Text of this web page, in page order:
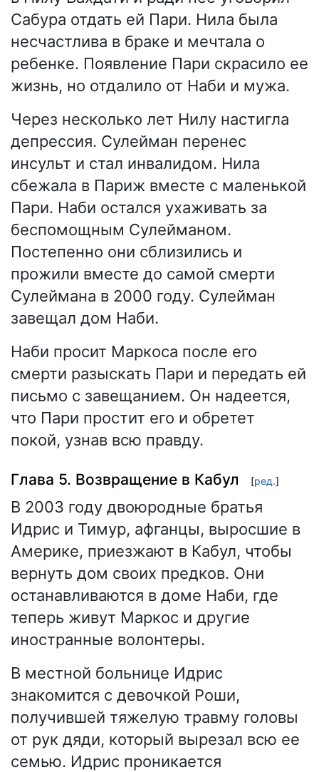
Сабура отдать ей Пари. Нила была
несчастлива в браке и мечтала о
ребенке. Появление Пари скрасило ее
жизнь, но отдалило от Наби и мужа.
Через несколько лет Нилу настигла
депрессия. Сулейман перенес
инсульт и стал инвалидом. Нила
сбежала в Париж вместе с маленькой
Пари. Наби остался ухаживать за
беспомощным Сулейманом.
Постепенно они сблизились и
прожили вместе до самой смерти
Сулеймана в 2000 году. Сулейман
завещал дом Наби.
Наби просит Маркоса после его
смерти разыскать Пари и передать ей
письмо с завещанием. Он надеется,
что Пари простит его и обретет
покой, узнав всю правду.
Глава 5. Возвращение в Кабул [ред.]
В 2003 году двоюродные братья
Идрис и Тимур, афганцы, выросшие в
Америке, приезжают в Кабул, чтобы
вернуть дом своих предков. Они
останавливаются в доме Наби, где
теперь живут Маркос и другие
иностранные волонтеры.
В местной больнице Идрис
знакомится с девочкой Роши,
получившей тяжелую травму головы
от рук дяди, который вырезал всю ее
семью. Идрис проникается